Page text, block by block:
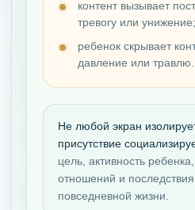
контент вызывает
тревогу или унижение;
ребенок скрывает
давление или травлю.
Не любой экран
присутствие
цель, активность
отношений и
повседневной жизни.